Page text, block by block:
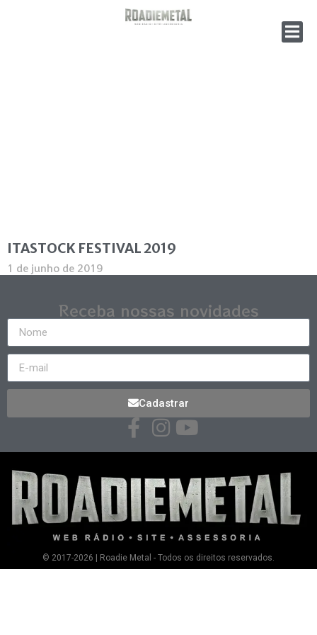
ITASTOCK FESTIVAL 2019
1 de junho de 2019
Receba nossas novidades
Cadastrar
© 2017-2026 | Roadie Metal - Todos os direitos reservados.